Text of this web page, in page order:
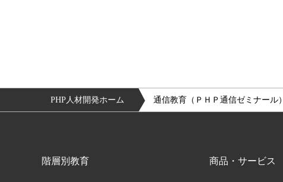
PHP人材開発ホーム 通信教育（ＰＨＰ通信ゼミナール）
階層別教育 商品・サービス